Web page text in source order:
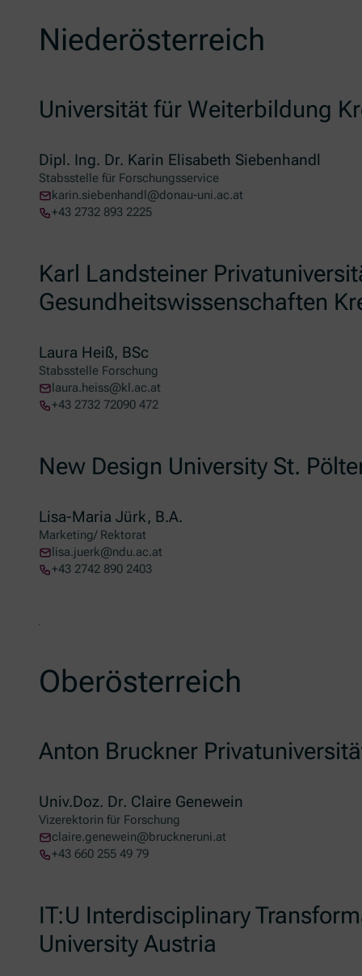
Niederösterreich
Universität für Weiterbildung
Dipl. Ing. Dr. Karin Elisabeth Siebenhandl
Stabsstelle für Forschungsservice
karin.siebenhandl@donau-uni.ac.at
+43 2732 893 2225
Karl Landsteiner
Gesundheitswissenschaften
Laura Heiß, BSc
Stabsstelle Forschung
laura.heiss@kl.ac.at
+43 2732 72090 472
New Design University St.
Lisa-Maria Jürk, B.A.
Marketing/ Rektorat
lisa.juerk@ndu.ac.at
+43 2742 890 2403
Oberösterreich
Anton Bruckner
Univ.Doz. Dr. Claire Genewein
Vizerektorin für Forschung
claire.genewein@bruckneruni.at
+43 660 255 49 79
IT:U Interdisciplinary
University Austria